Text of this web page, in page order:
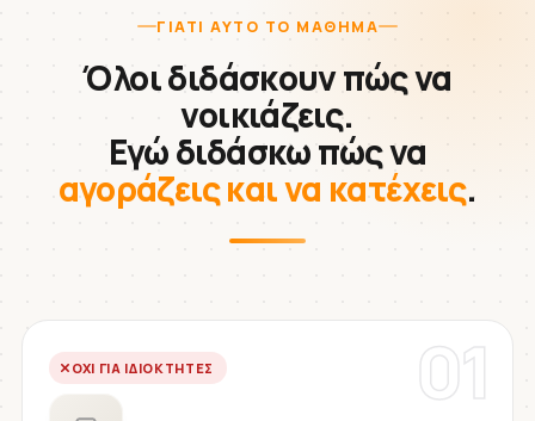
ΓΙΑΤΊ ΑΥΤΌ ΤΟ ΜΆΘΗΜΑ
Όλοι διδάσκουν πώς να
νοικιάζεις.
Εγώ διδάσκω πώς να
αγοράζεις και να κατέχεις.
01
ΌΧΙ ΓΙΑ ΙΔΙΟΚΤΉΤΕΣ